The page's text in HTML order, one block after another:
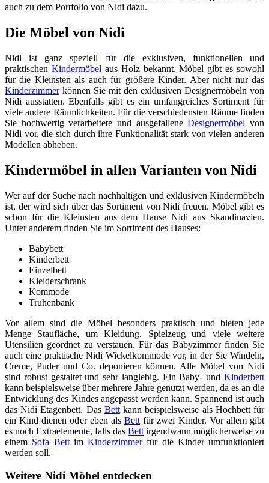
auch zu dem Portfolio von Nidi dazu.
Die Möbel von Nidi
Nidi ist ganz speziell für die exklusiven, funktionellen und
praktischen Kindermöbel aus Holz bekannt. Möbel gibt es sowohl
für die Kleinsten als auch für größere Kinder. Aber nicht nur das
Kinderzimmerkönnen Sie mit den exklusiven Designermöbeln von
Nidi ausstatten. Ebenfalls gibt es ein umfangreiches Sortiment für
viele andere Räumlichkeiten. Für die verschiedensten Räume finden
Sie hochwertig verarbeitete und ausgefalleneDesignermöbel von
Nidi vor, die sich durch ihre Funktionalität stark von vielen anderen
Modellen abheben.
Kindermöbel in allen Varianten von Nidi
Wer auf der Suche nach nachhaltigen und exklusiven Kindermöbeln
ist, der wird sich über das Sortiment von Nidi freuen. Möbel gibt es
schon für die Kleinsten aus dem Hause Nidi aus Skandinavien.
Unter anderem finden Sie im Sortiment des Hauses:
Babybett
Kinderbett
Einzelbett
Kleiderschrank
Kommode
Truhenbank
Vor allem sind die Möbel besonders praktisch und bieten jede
Menge Staufläche, um Kleidung, Spielzeug und viele weitere
Utensilien geordnet zu verstauen. Für das Babyzimmer finden Sie
auch eine praktische Nidi Wickelkommode vor, in der Sie Windeln,
Creme, Puder und Co. deponieren können. Alle Möbel von Nidi
sind robust gestaltet und sehr langlebig. Ein Baby- und Kinderbett
kann beispielsweise über mehrere Jahre genutzt werden, da es an die
Entwicklung des Kindes angepasst werden kann. Spannend ist auch
das Nidi Etagenbett. Das Bettkann beispielsweise als Hochbett für
ein Kind dienen oder eben als Bett für zwei Kinder. Vor allem gibt
es noch Extraelemente, falls das Bett irgendwann möglicherweise zu
einem Sofa Bettim Kinderzimmerfür die Kinder umfunktioniert
werden soll.
Weitere Nidi Möbel entdecken